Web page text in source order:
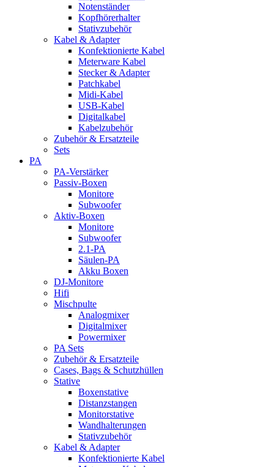
Notenständer
Kopfhörerhalter
Stativzubehör
Kabel & Adapter
Konfektionierte Kabel
Meterware Kabel
Stecker & Adapter
Patchkabel
Midi-Kabel
USB-Kabel
Digitalkabel
Kabelzubehör
Zubehör & Ersatzteile
Sets
PA
PA-Verstärker
Passiv-Boxen
Monitore
Subwoofer
Aktiv-Boxen
Monitore
Subwoofer
2.1-PA
Säulen-PA
Akku Boxen
DJ-Monitore
Hifi
Mischpulte
Analogmixer
Digitalmixer
Powermixer
PA Sets
Zubehör & Ersatzteile
Cases, Bags & Schutzhüllen
Stative
Boxenstative
Distanzstangen
Monitorstative
Wandhalterungen
Stativzubehör
Kabel & Adapter
Konfektionierte Kabel